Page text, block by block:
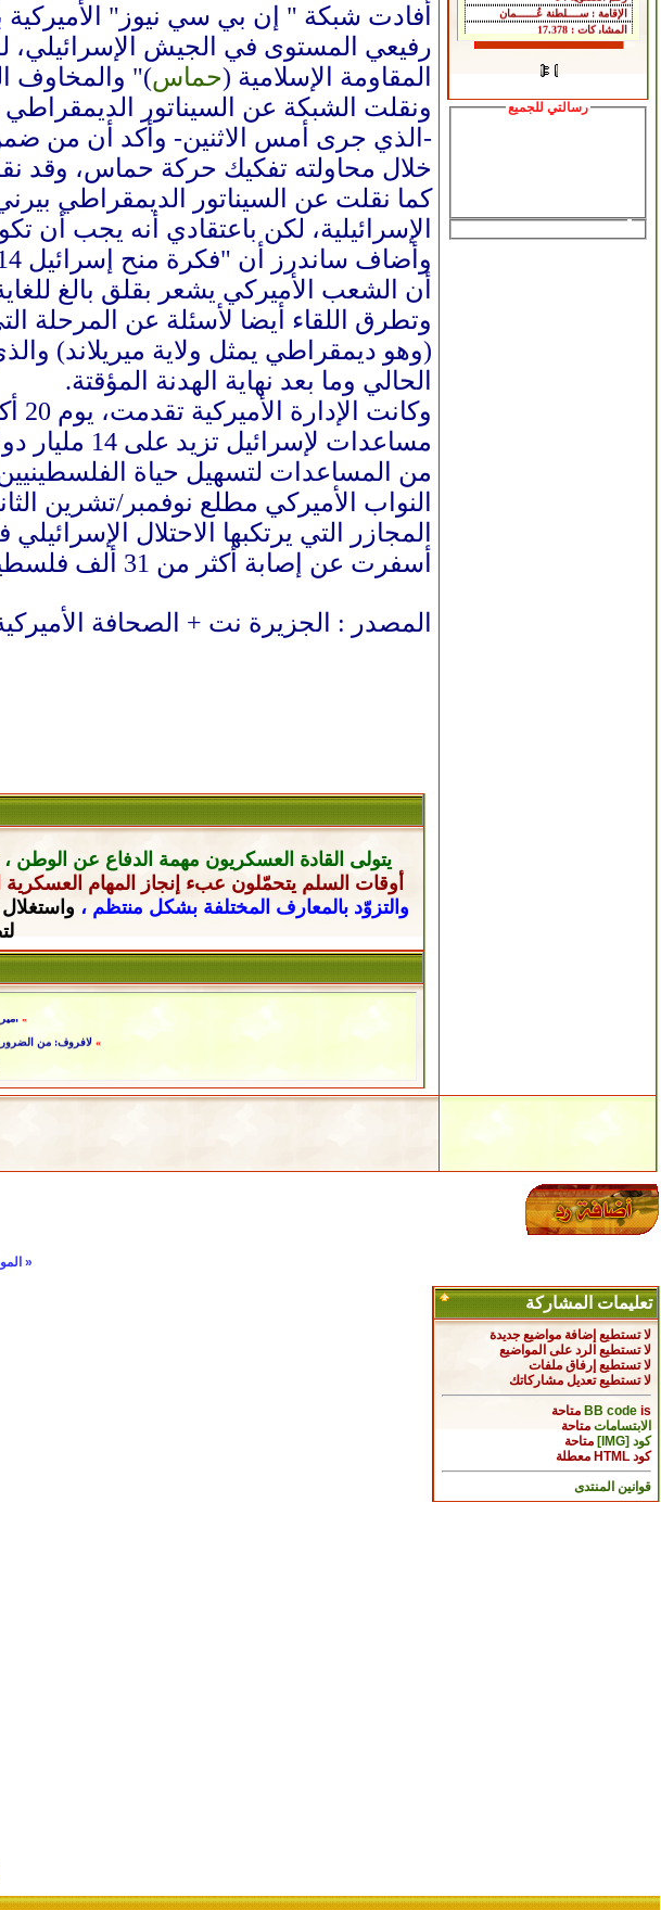
رسالتي للجميع
أفادت شبكة " إن بي سي نيوز"
رفيعي المستوى في الجيش الإسرائيلي،
المقاومة الإسلامية (حماس)" والمخاوف
-الذي جرى أمس الاثنين- وأكد أن من ضمن
خلال محاولته تفكيك حركة حماس، وقد
كما نقلت عن السيناتور الديمقراطي
الإسرائيلية، لكن باعتقادي أنه يجب
أن الشعب الأميركي يشعر بقلق بالغ
وتطرق اللقاء أيضا لأسئلة عن المرحلة
(وهو ديمقراطي يمثل ولاية ميريلاند)
الحالي وما بعد نهاية الهدنة المؤقتة.
من المساعدات لتسهيل حياة
النواب الأميركي مطلع نوفمبر/تشرين
أسفرت عن إصابة أكثر من 31 ألف فلسطيني.
المصدر : الجزيرة نت + الصحافة
يتولى القادة العسكريون مهمة الدفاع عن الوطن ،
أوقات السلم يتحمّلون عبء إنجاز المهام العسكرية
والتزوّد بالمعارف المختلفة بشكل منتظم ،
لافروف: من
«
تعليمات المشاركة
لا تستطيع إضافة مواضيع جديدة
لا تستطيع الرد على المواضيع
لا تستطيع إرفاق ملفات
لا تستطيعتعديل مشاركاتك
BB codeis
متاحة
الابتسامات متاحة
كود [IMG]
متاحة
كود HTML
معطلة
قوانين المنتدى